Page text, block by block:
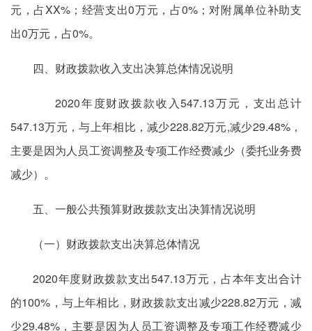
元，占XX%；经营支出0万元，占0%；对附属单位补助支
出0万元，占0%。
四、财政拨款收入支出决算总体情况说明
2020年度财政拨款收入547.13万元，支出总计
547.13万元，与上年相比，减少228.82万元,减少29.48%，
主要是因为人员工资调整及专项工作经费减少（委托业务费
减少）。
五、一般公共预算财政拨款支出决算情况说明
（一）财政拨款支出决算总体情况
2020年度财政拨款支出547.13万元，占本年支出合计
的100%，与上年相比，财政拨款支出减少228.82万元，减
少29.48%，主要是因为人员工资调整及专项工作经费减少